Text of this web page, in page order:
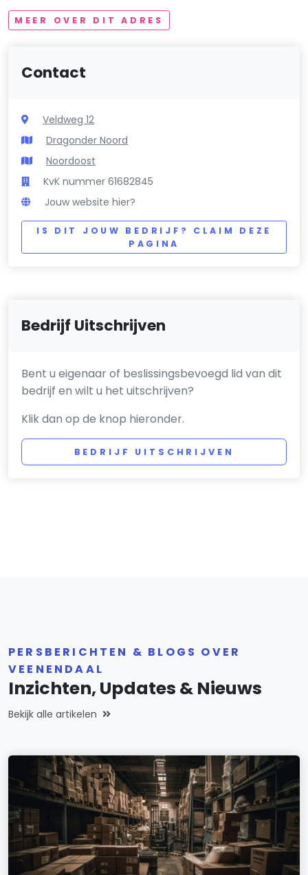
MEER OVER DIT ADRES
Contact
Veldweg 12
Dragonder Noord
Noordoost
KvK nummer 61682845
Jouw website hier?
IS DIT JOUW BEDRIJF? CLAIM DEZE
PAGINA
Bedrijf Uitschrijven
Bent u eigenaar of beslissingsbevoegd lid van dit
bedrijf en wilt u het uitschrijven?
Klik dan op de knop hieronder.
BEDRIJF UITSCHRIJVEN
PERSBERICHTEN & BLOGS OVER
VEENENDAAL
Inzichten, Updates & Nieuws
Bekijk alle artikelen